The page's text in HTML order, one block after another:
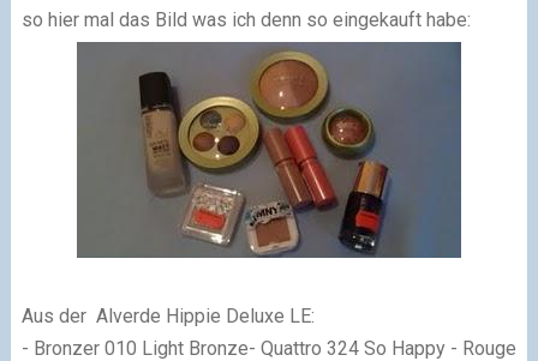
so hier mal das Bild was ich denn so eingekauft habe:
Aus der Alverde Hippie Deluxe LE:
- Bronzer 010 Light Bronze- Quattro 324 So Happy - Rouge